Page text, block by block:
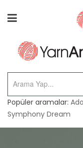
Popüler aramalar:
Symphony Dream